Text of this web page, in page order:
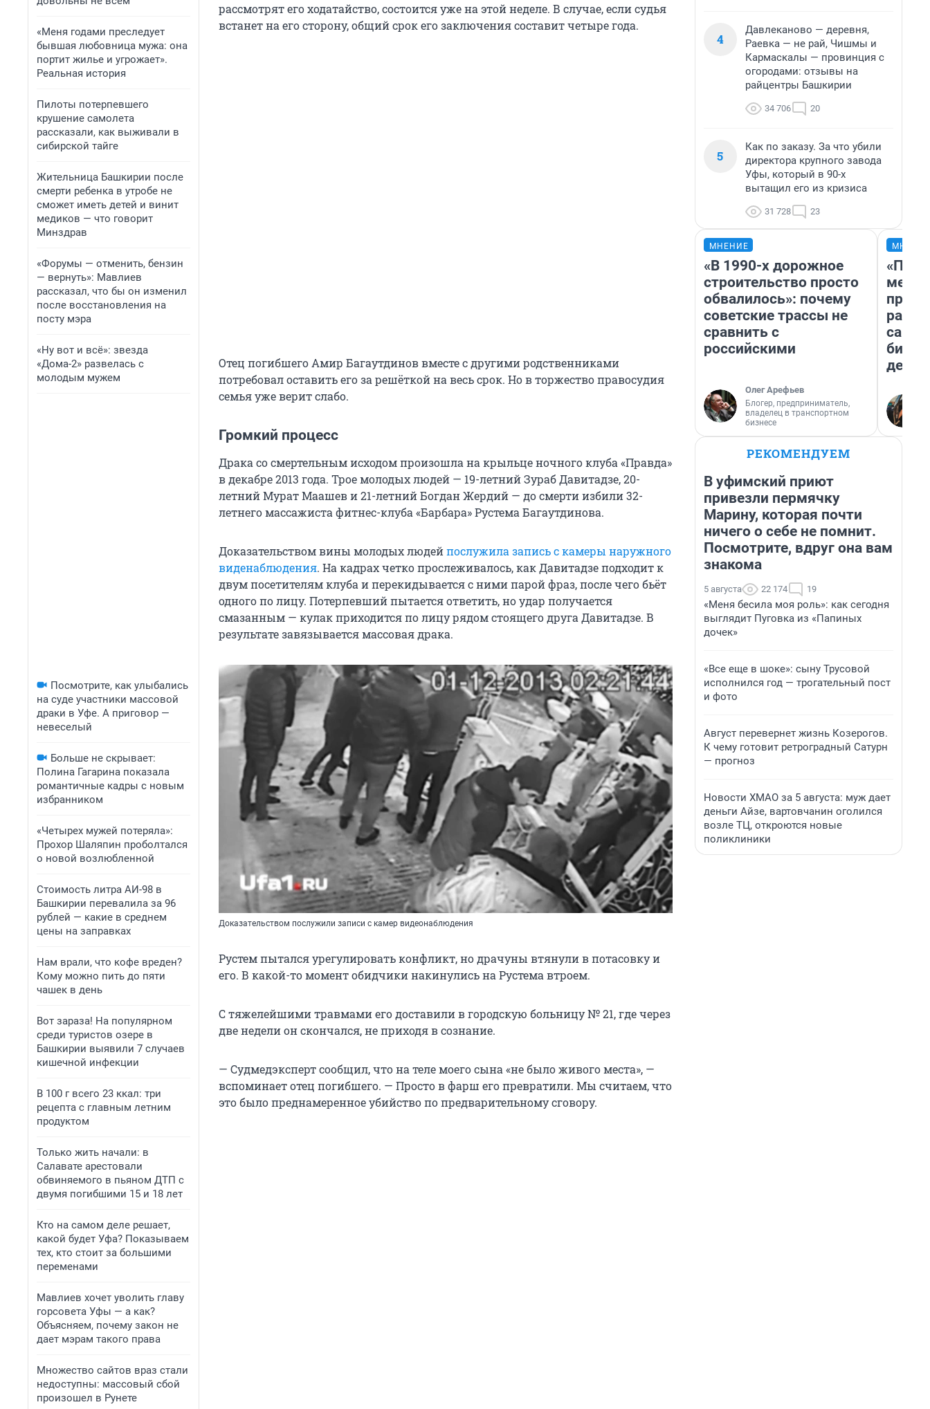
«Меня годами преследует
бывшая любовница мужа: она
портит жилье и угрожает».
Реальная история
Пилоты потерпевшего
крушение самолета
рассказали, как выживали в
сибирской тайге
Жительница Башкирии после
смерти ребенка в утробе не
сможет иметь детей и винит
медиков — что говорит
Минздрав
«Форумы — отменить, бензин
— вернуть»: Мавлиев
рассказал, что бы он изменил
после восстановления на
посту мэра
«Ну вот и всё»: звезда
«Дома-2» развелась с
молодым мужем
Посмотрите, как улыбались
на суде участники массовой
драки в Уфе. А приговор —
невеселый
Больше не скрывает:
Полина Гагарина показала
романтичные кадры с новым
избранником
«Четырех мужей потеряла»:
Прохор Шаляпин проболтался
о новой возлюбленной
Стоимость литра АИ-98 в
Башкирии перевалила за 96
рублей — какие в среднем
цены на заправках
Нам врали, что кофе вреден?
Кому можно пить до пяти
чашек в день
Вот зараза! На популярном
среди туристов озере в
Башкирии выявили 7 случаев
кишечной инфекции
В 100 г всего 23 ккал: три
рецепта с главным летним
продуктом
Только жить начали: в
Салавате арестовали
обвиняемого в пьяном ДТП с
двумя погибшими 15 и 18 лет
Кто на самом деле решает,
какой будет Уфа? Показываем
тех, кто стоит за большими
переменами
Мавлиев хочет уволить главу
горсовета Уфы — а как?
Объясняем, почему закон не
дает мэрам такого права
Множество сайтов враз стали
недоступны: массовый сбой
произошел в Рунете
рассмотрят его ходатайство, состоится уже на этой неделе. В случае, если судья
встанет на его сторону, общий срок его заключения составит четыре года.
Отец погибшего Амир Багаутдинов вместе с другими родственниками
потребовал оставить его за решёткой на весь срок. Но в торжество правосудия
семья уже верит слабо.
Громкий процесс
Драка со смертельным исходом произошла на крыльце ночного клуба «Правда»
в декабре 2013 года. Трое молодых людей — 19-летний Зураб Давитадзе, 20-
летний Мурат Маашев и 21-летний Богдан Жердий — до смерти избили 32-
летнего массажиста фитнес-клуба «Барбара» Рустема Багаутдинова.
Доказательством вины молодых людейпослужила запись с камеры наружного
виденаблюдения. На кадрах четко прослеживалось, как Давитадзе подходит к
двум посетителям клуба и перекидывается с ними парой фраз, после чего бьёт
одного по лицу. Потерпевший пытается ответить, но удар получается
смазанным — кулак приходится по лицу рядом стоящего друга Давитадзе. В
результате завязывается массовая драка.
Доказательством послужили записи с камер видеонаблюдения
Рустем пытался урегулировать конфликт, но драчуны втянули в потасовку и
его. В какой-то момент обидчики накинулись на Рустема втроем.
С тяжелейшими травмами его доставили в городскую больницу № 21, где через
две недели он скончался, не приходя в сознание.
— Судмедэксперт сообщил, что на теле моего сына «не было живого места», —
вспоминает отец погибшего. — Просто в фарш его превратили. Мы считаем, что
это было преднамеренное убийство по предварительному сговору.
4
Давлеканово — деревня,
Раевка — не рай, Чишмы и
Кармаскалы — провинция с
огородами: отзывы на
райцентры Башкирии
34 706 20
5
Как по заказу. За что убили
директора крупного завода
Уфы, который в 90-х
вытащил его из кризиса
31 728 23
МНЕНИЕ
«В 1990-х дорожное
строительство просто
обвалилось»: почему
советские трассы не
сравнить с
российскими
Олег Арефьев
Блогер, предприниматель,
владелец в транспортном
бизнесе
РЕКОМЕНДУЕМ
В уфимский приют
привезли пермячку
Марину, которая почти
ничего о себе не помнит.
Посмотрите, вдруг она вам
знакома
5 августа 22 174 19
«Меня бесила моя роль»: как сегодня
выглядит Пуговка из «Папиных
дочек»
«Все еще в шоке»: сыну Трусовой
исполнился год — трогательный пост
и фото
Август перевернет жизнь Козерогов.
К чему готовит ретроградный Сатурн
— прогноз
Новости ХМАО за 5 августа: муж дает
деньги Айзе, вартовчанин оголился
возле ТЦ, откроются новые
поликлиники